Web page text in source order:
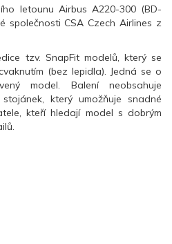
letounu Airbus A220-300 (BD-
společnosti CSA Czech Airlines z
tzv. SnapFit modelů, který se
(bez lepidla). Jedná se o
model. Balení neobsahuje
který umožňuje snadné
kteří hledají model s dobrým